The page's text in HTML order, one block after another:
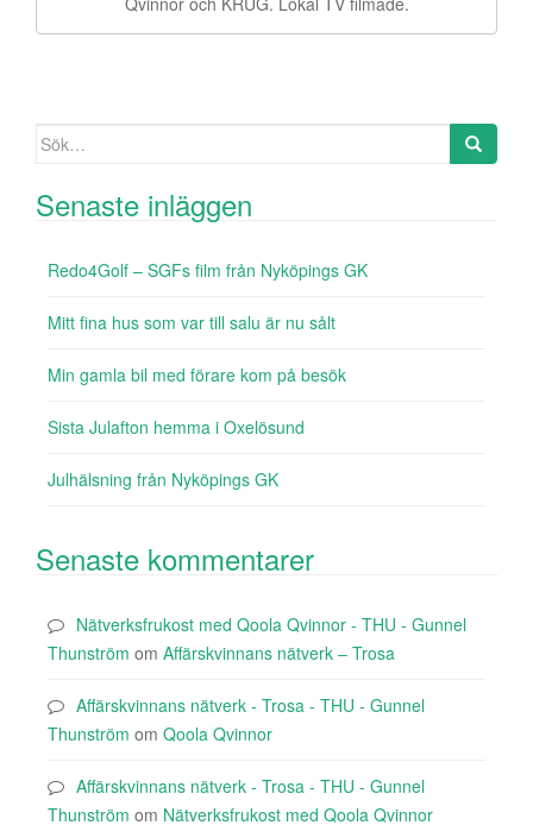
Sök efter:
Senaste inläggen
Redo4Golf – SGFs film från Nyköpings GK
Mitt fina hus som var till salu är nu sålt
Min gamla bil med förare kom på besök
Sista Julafton hemma i Oxelösund
Julhälsning från Nyköpings GK
Senaste kommentarer
Nätverksfrukost med Qoola Qvinnor - THU - Gunnel
Thunström om Affärskvinnans nätverk – Trosa
Affärskvinnans nätverk - Trosa - THU - Gunnel
Thunström om Qoola Qvinnor
Affärskvinnans nätverk - Trosa - THU - Gunnel
Thunström om Nätverksfrukost med Qoola Qvinnor